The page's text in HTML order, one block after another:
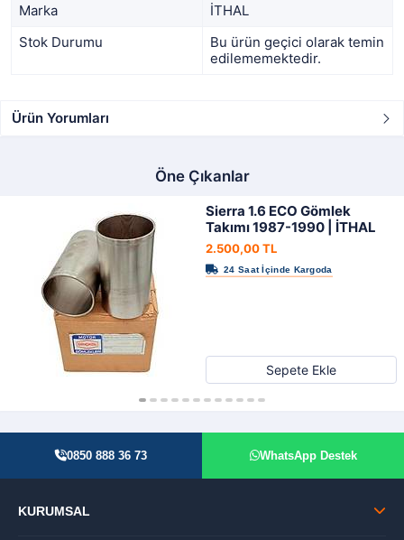
Marka
İTHAL
Stok Durumu
Bu ürün geçici olarak temin
edilememektedir.
Ürün Yorumları
Öne Çıkanlar
Sierra 1.6 ECO Gömlek
Takımı 1987-1990 | İTHAL
2.500,00 TL
Sepete Ekle
0850 888 36 73 WhatsApp Destek
KURUMSAL